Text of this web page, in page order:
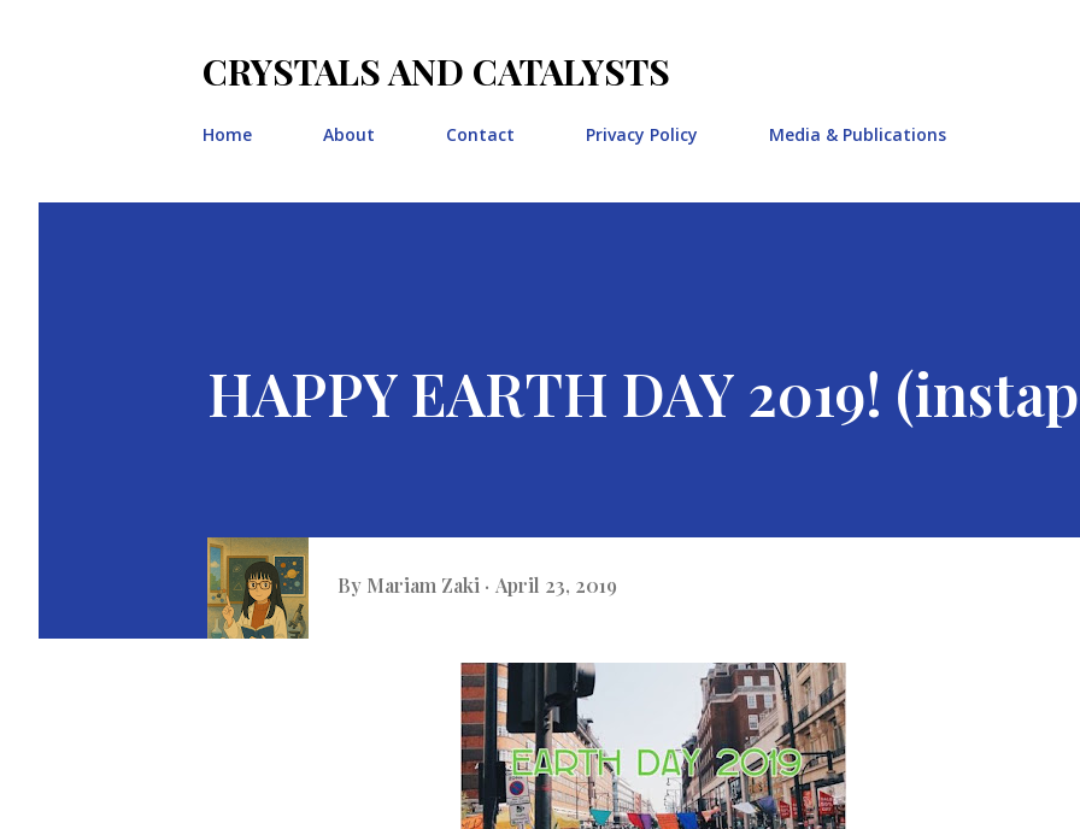
CRYSTALS AND CATALYSTS
Home About Contact Privacy Policy Media & Publications
HAPPY EARTH DAY 2019!
By Mariam Zaki April 23, 2019